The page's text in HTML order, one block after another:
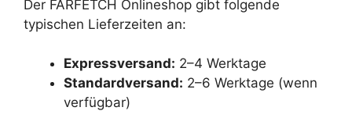
Der FARFETCH Onlineshop gibt folgende
typischen Lieferzeiten an:
Expressversand: 2–4 Werktage
Standardversand: 2–6 Werktage (wenn
verfügbar)